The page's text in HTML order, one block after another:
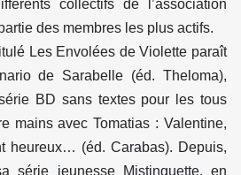
collectifs de l’association
des membres les plus actifs.
Les Envolées de Violette paraît
de Sarabelle (éd. Theloma),
BD sans textes pour les tous
mains avec Tomatias : Valentine,
heureux… (éd. Carabas). Depuis,
série jeunesse Mistinguette, en